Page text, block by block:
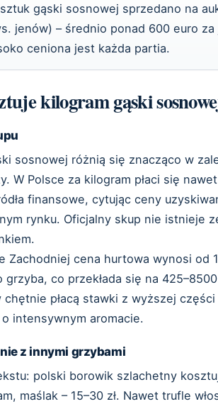
gąski sosnowej sprzedano na
jenów) – średnio ponad 600 euro
ceniona jest każda partia.
kilogram gąski
sosnowej różnią się znacząco w
W Polsce za kilogram płaci się
finansowe, cytując ceny
rynku. Oficjalny skup nie istnieje
Zachodniej cena hurtowa wynosi od
grzyba, co przekłada się na
chętnie płacą stawki z wyższej części
intensywnym aromacie.
z innymi grzybami
polski borowik szlachetny
maślak – 15–30 zł. Nawet trufle